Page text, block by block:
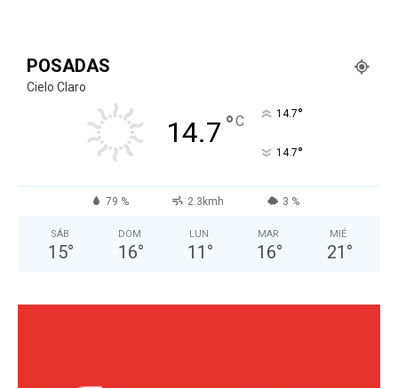
POSADAS
Cielo Claro
14.7 °C 14.7°
14.7°
79 % 2.3kmh 3 %
SÁB
15°
DOM
16°
LUN
11 °
MAR
16°
MIÉ
21 °